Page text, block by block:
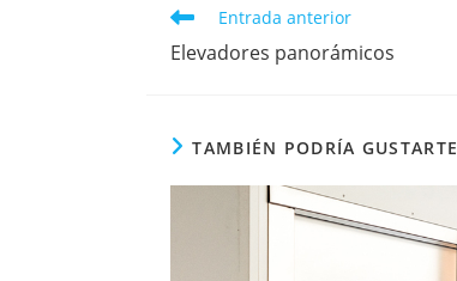
Entrada anterior
Elevadores panorámicos
TAMBIÉN PODRÍA GUSTARTE